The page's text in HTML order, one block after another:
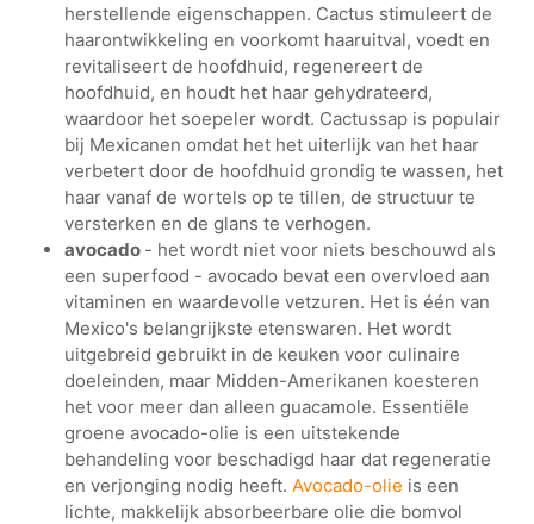
herstellende eigenschappen. Cactus stimuleert de
haarontwikkeling en voorkomt haaruitval, voedt en
revitaliseert de hoofdhuid, regenereert de
hoofdhuid, en houdt het haar gehydrateerd,
waardoor het soepeler wordt. Cactussap is populair
bij Mexicanen omdat het het uiterlijk van het haar
verbetert door de hoofdhuid grondig te wassen, het
haar vanaf de wortels op te tillen, de structuur te
versterken en de glans te verhogen.
avocado - het wordt niet voor niets beschouwd als
een superfood - avocado bevat een overvloed aan
vitaminen en waardevolle vetzuren. Het is één van
Mexico's belangrijkste etenswaren. Het wordt
uitgebreid gebruikt in de keuken voor culinaire
doeleinden, maar Midden-Amerikanen koesteren
het voor meer dan alleen guacamole. Essentiële
groene avocado-olie is een uitstekende
behandeling voor beschadigd haar dat regeneratie
en verjonging nodig heeft. Avocado-olie is een
lichte, makkelijk absorbeerbare olie die bomvol